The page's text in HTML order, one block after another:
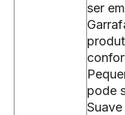
ser
pode